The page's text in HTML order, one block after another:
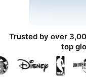
Trusted by over
top